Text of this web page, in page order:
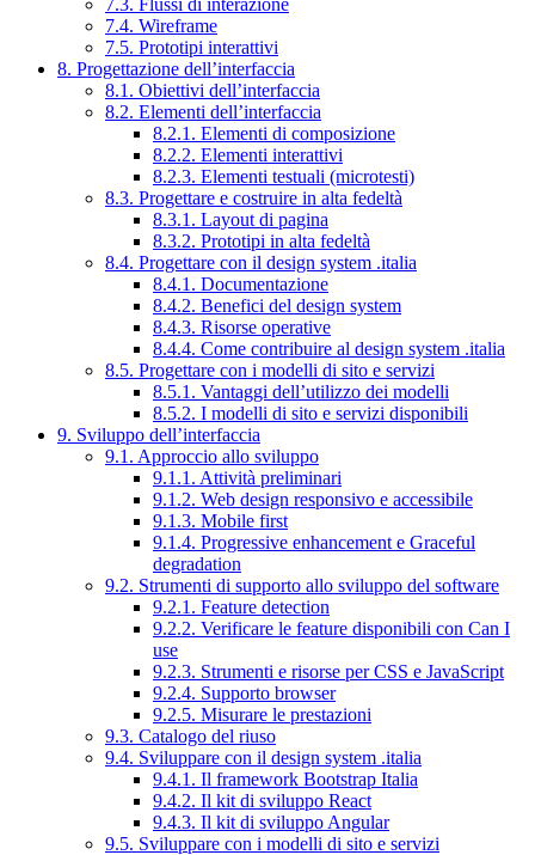
7.3. Flussi di interazione
7.4. Wireframe
7.5. Prototipi interattivi
8. Progettazione dell’interfaccia
8.1. Obiettivi dell’interfaccia
8.2. Elementi dell’interfaccia
8.2.1. Elementi di composizione
8.2.2. Elementi interattivi
8.2.3. Elementi testuali (microtesti)
8.3. Progettare e costruire in alta fedeltà
8.3.1. Layout di pagina
8.3.2. Prototipi in alta fedeltà
8.4. Progettare con il design system .italia
8.4.1. Documentazione
8.4.2. Benefici del design system
8.4.3. Risorse operative
8.4.4. Come contribuire al design system .italia
8.5. Progettare con i modelli di sito e servizi
8.5.1. Vantaggi dell’utilizzo dei modelli
8.5.2. I modelli di sito e servizi disponibili
9. Sviluppo dell’interfaccia
9.1. Approccio allo sviluppo
9.1.1. Attività preliminari
9.1.2. Web design responsivo e accessibile
9.1.3. Mobile first
9.1.4. Progressive enhancement e Graceful
degradation
9.2. Strumenti di supporto allo sviluppo del software
9.2.1. Feature detection
9.2.2. Verificare le feature disponibili con Can I
use
9.2.3. Strumenti e risorse per CSS e JavaScript
9.2.4. Supporto browser
9.2.5. Misurare le prestazioni
9.3. Catalogo del riuso
9.4. Sviluppare con il design system .italia
9.4.1. Il framework Bootstrap Italia
9.4.2. Il kit di sviluppo React
9.4.3. Il kit di sviluppo Angular
9.5. Sviluppare con i modelli di sito e servizi